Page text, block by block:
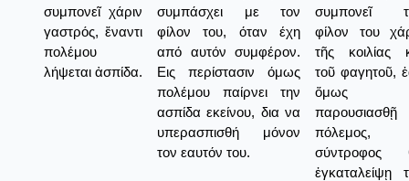
συμπονεῖ χάριν
γαστρός, ἔναντι
πολέμου
λήψεται ἀσπίδα.
συμπάσχει με τον
φίλον του, όταν έχη
από αυτόν συμφέρον.
Εις περίστασιν όμως
πολέμου παίρνει την
ασπίδα εκείνου, δια να
υπερασπισθή μόνον
τον εαυτόν του.
συμπονεῖ
φίλον του
τῆς κοιλίας
τοῦ φαγητοῦ,
ὅμως
παρουσιασθῇ
πόλεμος,
σύντροφος
ἐγκαταλείψῃ